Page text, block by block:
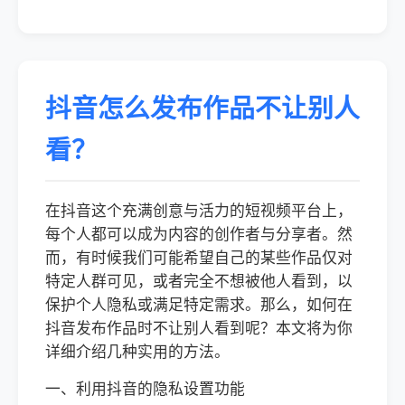
抖音怎么发布作品不让别人
看？
在抖音这个充满创意与活力的短视频平台上，
每个人都可以成为内容的创作者与分享者。然
而，有时候我们可能希望自己的某些作品仅对
特定人群可见，或者完全不想被他人看到，以
保护个人隐私或满足特定需求。那么，如何在
抖音发布作品时不让别人看到呢？本文将为你
详细介绍几种实用的方法。
一、利用抖音的隐私设置功能